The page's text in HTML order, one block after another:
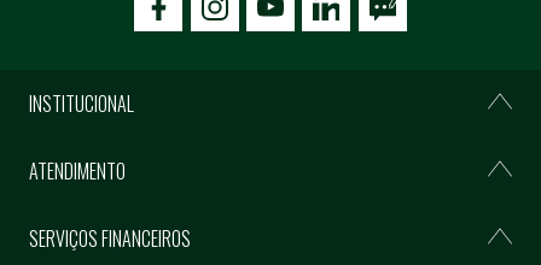
icon-facebookicon-social02icon-social03
INSTITUCIONAL
ATENDIMENTO
SERVIÇOS FINANCEIROS